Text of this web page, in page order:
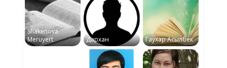
Shakenova
Meruyert
Дархан Гаухар Асылбек